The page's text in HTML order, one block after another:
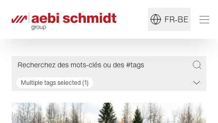
FR-BE
Multiple tags selected (1)